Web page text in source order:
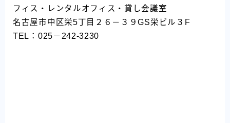
フィス・レンタルオフィス・貸し会議室
名古屋市中区栄5丁目２６－３９GS栄ビル３F
TEL：025－242-3230